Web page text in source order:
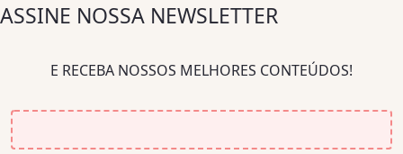
ASSINE NOSSA NEWSLETTER
E RECEBA NOSSOS MELHORES CONTEÚDOS!